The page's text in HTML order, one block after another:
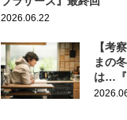
2026.06.22
【考
まの
は…『